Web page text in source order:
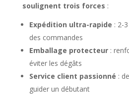
soulignent trois forces :
Expédition ultra-rapide : 2-
des commandes
Emballage protecteur:
éviter les dégâts
Service client passionné :
guider un débutant